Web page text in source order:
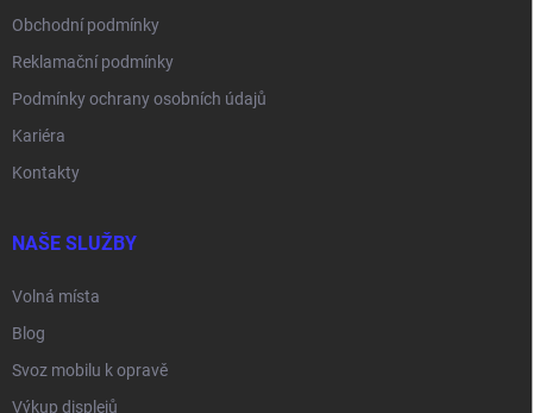
Obchodní podmínky
Reklamační podmínky
Podmínky ochrany osobních údajů
Kariéra
Kontakty
NAŠE SLUŽBY
Volná místa
Blog
Svoz mobilu k opravě
Výkup displejů